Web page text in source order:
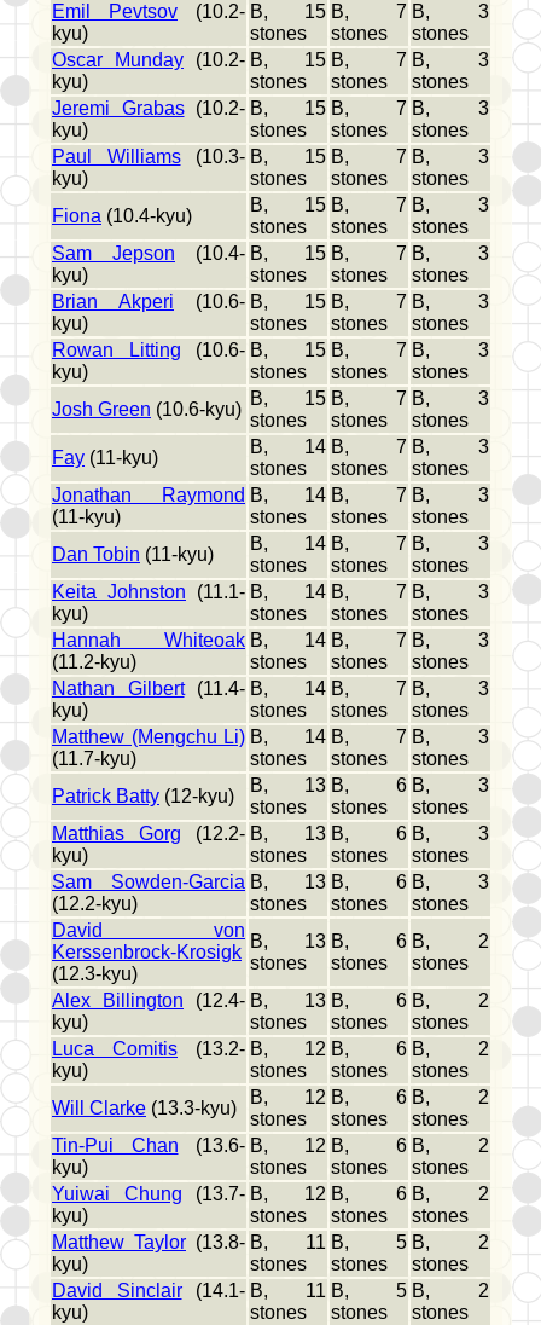
Emil Pevtsov (10.2-
kyu)
B, 15
stones
B, 7
stones
B, 3
stones
Oscar Munday (10.2-
kyu)
B, 15
stones
B, 7
stones
B, 3
stones
Jeremi Grabas(10.2-
kyu)
B, 15
stones
B, 7
stones
B, 3
stones
Paul Williams(10.3-
kyu)
B, 15
stones
B, 7
stones
B, 3
stones
Fiona (10.4-kyu)
B, 15
stones
B, 7
stones
B, 3
stones
Sam Jepson (10.4-
kyu)
B, 15
stones
B, 7
stones
B, 3
stones
Brian Akperi (10.6-
kyu)
B, 15
stones
B, 7
stones
B, 3
stones
Rowan Litting (10.6-
kyu)
B, 15
stones
B, 7
stones
B, 3
stones
Josh Green (10.6-kyu)
B, 15
stones
B, 7
stones
B, 3
stones
Fay (11-kyu)
B, 14
stones
B, 7
stones
B, 3
stones
Jonathan Raymond
(11-kyu)
B, 14
stones
B, 7
stones
B, 3
stones
Dan Tobin (11-kyu)
B, 14
stones
B, 7
stones
B, 3
stones
Keita Johnston (11.1-
kyu)
B, 14
stones
B, 7
stones
B, 3
stones
Hannah Whiteoak
(11.2-kyu)
B, 14
stones
B, 7
stones
B, 3
stones
Nathan Gilbert(11.4-
kyu)
B, 14
stones
B, 7
stones
B, 3
stones
Matthew (Mengchu Li)
(11.7-kyu)
B, 14
stones
B, 7
stones
B, 3
stones
Patrick Batty (12-kyu)
B, 13
stones
B, 6
stones
B, 3
stones
Matthias Gorg (12.2-
kyu)
B, 13
stones
B, 6
stones
B, 3
stones
Sam Sowden-Garcia
(12.2-kyu)
B, 13
stones
B, 6
stones
B, 3
stones
David von
Kerssenbrock-Krosigk
(12.3-kyu)
B, 13
stones
B, 6
stones
B, 2
stones
Alex Billington (12.4-
kyu)
B, 13
stones
B, 6
stones
B, 2
stones
Luca Comitis (13.2-
kyu)
B, 12
stones
B, 6
stones
B, 2
stones
Will Clarke (13.3-kyu)
B, 12
stones
B, 6
stones
B, 2
stones
Tin-Pui Chan (13.6-
kyu)
B, 12
stones
B, 6
stones
B, 2
stones
Yuiwai Chung (13.7-
kyu)
B, 12
stones
B, 6
stones
B, 2
stones
Matthew Taylor (13.8-
kyu)
B, 11
stones
B, 5
stones
B, 2
stones
David Sinclair(14.1-
kyu)
B, 11
stones
B, 5
stones
B, 2
stones